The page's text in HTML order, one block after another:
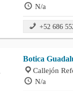
N/a
+52 686
Botica
Callejón
N/a